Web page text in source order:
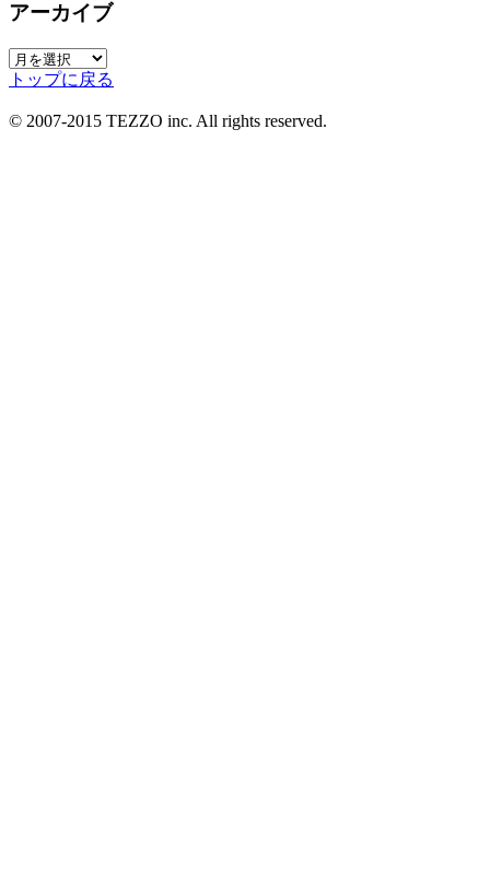
アーカイブ
ア
ー
イ
トップに戻る
© 2007-2015 TEZZO inc. All rights reserved.